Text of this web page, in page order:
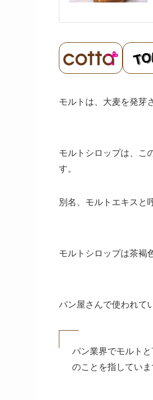
モルトは、大麦を発芽
モルトシロップは、こ
す。
別名、モルトエキスと
モルトシロップは茶褐
パン屋さんで使われて
パン業界でモルト
のことを指していま